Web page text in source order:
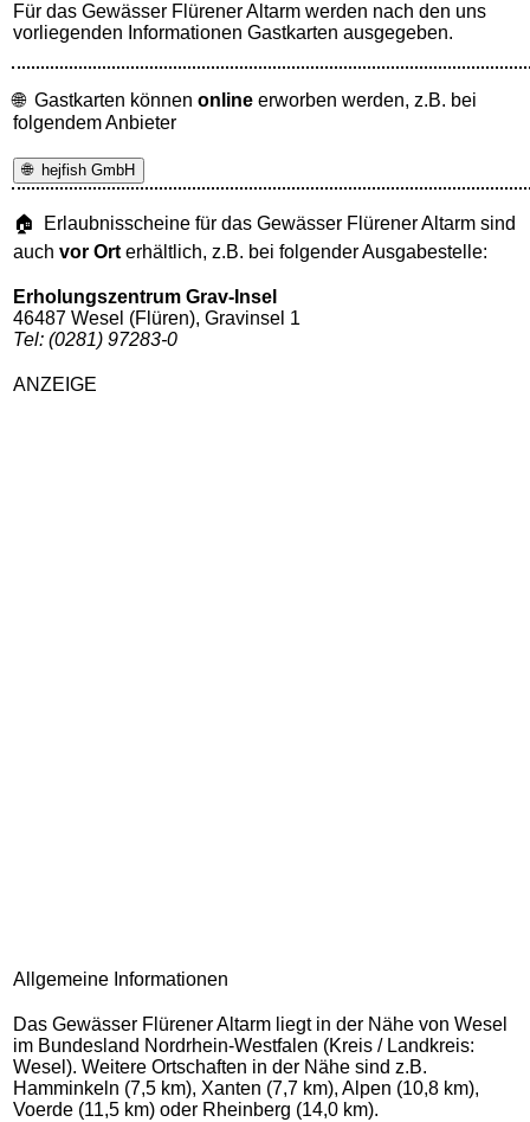
Für das Gewässer Flürener Altarm werden nach den uns
vorliegenden Informationen Gastkarten ausgegeben.
🌐 Gastkarten können online erworben werden, z.B. bei
folgendem Anbieter
🌐 hejfish GmbH
🏠 Erlaubnisscheine für das Gewässer Flürener Altarm sind
auch vor Ort erhältlich, z.B. bei folgender Ausgabestelle:
Erholungszentrum Grav-Insel
46487 Wesel (Flüren), Gravinsel 1
Tel: (0281) 97283-0
ANZEIGE
Allgemeine Informationen
Das Gewässer Flürener Altarm liegt in der Nähe von Wesel
im Bundesland Nordrhein-Westfalen (Kreis / Landkreis:
Wesel). Weitere Ortschaften in der Nähe sind z.B.
Hamminkeln (7,5 km), Xanten (7,7 km), Alpen (10,8 km),
Voerde (11,5 km) oder Rheinberg (14,0 km).